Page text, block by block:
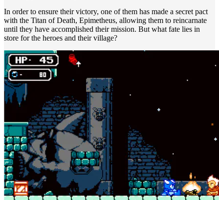
In order to ensure their victory, one of them has made a secret pact
with the Titan of Death, Epimetheus, allowing them to reincarnate
until they have accomplished their mission. But what fate lies in
store for the heroes and their village?